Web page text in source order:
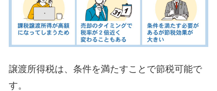
譲渡所得税は、条件を満たすことで節税可能で
す。